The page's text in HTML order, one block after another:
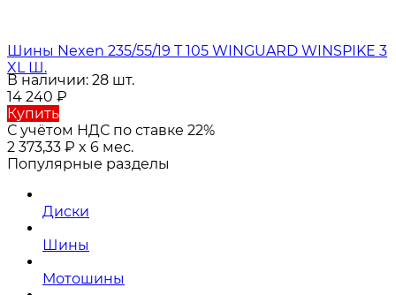
Шины Nexen 235/55/19 T 105 WINGUARD WINSPIKE 3
XL Ш.
В наличии: 28 шт.
14 240 ₽
Купить
С учётом НДС по ставке 22%
2 373,33 ₽ x 6 мес.
Популярные разделы
Диски
Шины
Мотошины